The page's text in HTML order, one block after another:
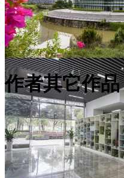
作者其它作品